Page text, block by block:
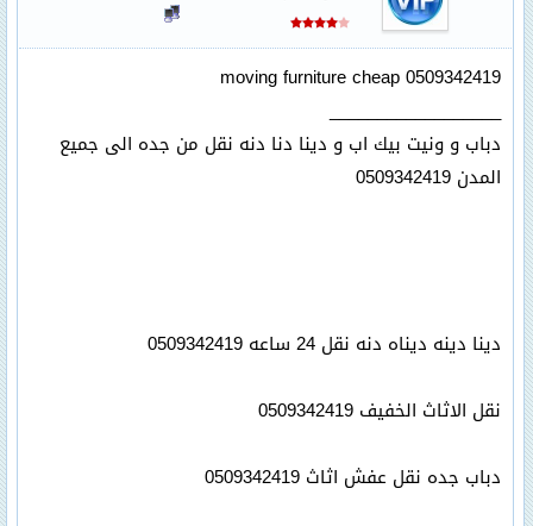
moving furniture cheap 0509342419
__________________
دباب و ونيت بيك اب و دينا دنا دنه نقل من جده الى جميع
المدن 0509342419
دينا دينه ديناه دنه نقل 24 ساعه 0509342419
نقل الاثاث الخفيف 0509342419
دباب جده نقل عفش اثاث 0509342419